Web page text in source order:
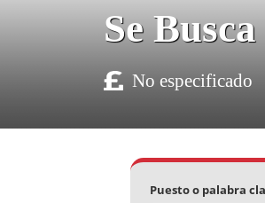
Se
No especificado
Puesto o palabra